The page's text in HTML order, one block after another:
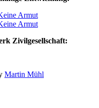
Zivilgesellschaft:
Martin Mühl